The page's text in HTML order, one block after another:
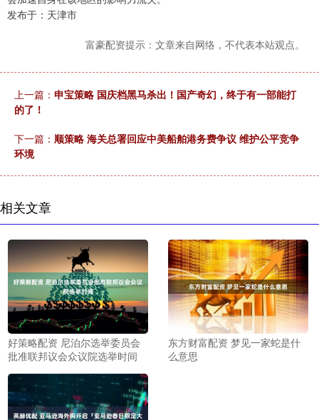
发布于：天津市
富豪配资提示：文章来自网络，不代表本站观点。
上一篇： 申宝策略 国庆档黑马杀出！国产奇幻，终于有一部能打
的了！
下一篇： 顺策略 海关总署回应中美船舶港务费争议 维护公平竞争
环境
相关文章
好策略配资 尼泊尔选举委员会
批准联邦议会众议院选举时间
东方财富配资 梦见一家蛇是什
么意思